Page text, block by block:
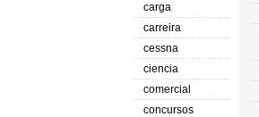
carga
carreira
cessna
ciencia
comercial
concursos